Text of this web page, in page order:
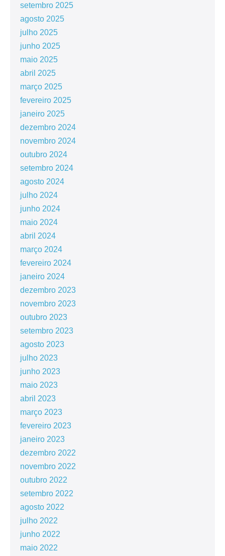
setembro 2025
agosto 2025
julho 2025
junho 2025
maio 2025
abril 2025
março 2025
fevereiro 2025
janeiro 2025
dezembro 2024
novembro 2024
outubro 2024
setembro 2024
agosto 2024
julho 2024
junho 2024
maio 2024
abril 2024
março 2024
fevereiro 2024
janeiro 2024
dezembro 2023
novembro 2023
outubro 2023
setembro 2023
agosto 2023
julho 2023
junho 2023
maio 2023
abril 2023
março 2023
fevereiro 2023
janeiro 2023
dezembro 2022
novembro 2022
outubro 2022
setembro 2022
agosto 2022
julho 2022
junho 2022
maio 2022